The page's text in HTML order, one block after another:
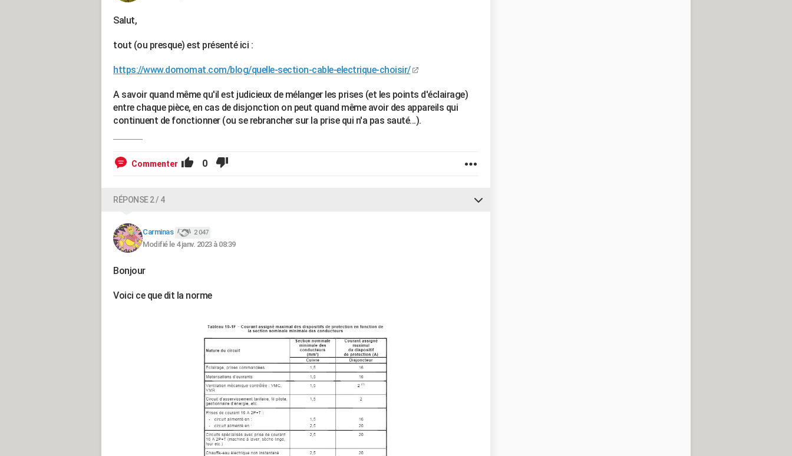
Salut,
tout (ou presque) est présenté ici :
https://www.domomat.com/blog/quelle-section-cable-electrique-choisir/
A savoir quand même qu'il est judicieux de mélanger les prises (et les points d'éclairage)
entre chaque pièce, en cas de disjonction on peut quand même avoir des appareils qui
continuent de fonctionner (ou se rebrancher sur la prise qui n'a pas sauté...).
Commenter 0
RÉPONSE 2 / 4
Carminas 2 047
Modifié le 4 janv. 2023 à 08:39
Bonjour
Voici ce que dit la norme